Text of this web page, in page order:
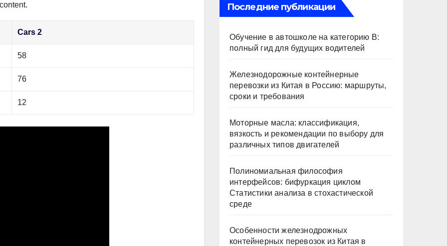
Cars 2
58
76
12
Последние публикации
Обучение в автошколе на категорию В:
полный гид для будущих водителей
Железнодорожные контейнерные
перевозки из Китая в Россию: маршруты,
сроки и требования
Моторные масла: классификация,
вязкость и рекомендации по выбору для
различных типов двигателей
Полиномиальная философия
интерфейсов: бифуркация циклом
Статистики анализа в стохастической
среде
Особенности железнодрожных
контейнерных перевозок из Китая в